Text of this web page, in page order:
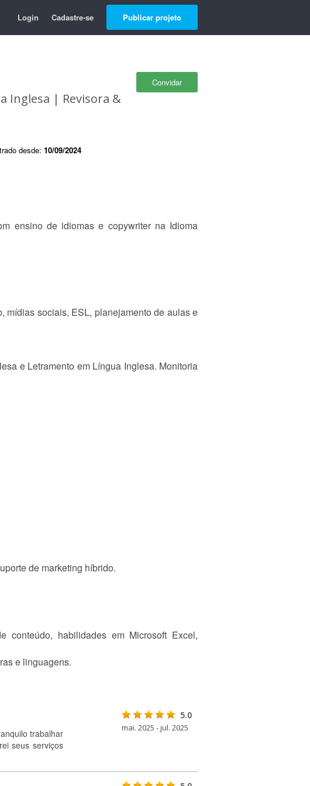
Login Cadastre-se Publicar projeto
Convidar
Inglesa | Revisora &
desde: 10/09/2024
ensino de idiomas e copywriter na Idioma
mídias sociais, ESL, planejamento de aulas e
e Letramento em Língua Inglesa. Monitoria
de marketing híbrido.
conteúdo, habilidades em Microsoft Excel,
e linguagens.
trabalhar
seus serviços
5.0
mai. 2025 - jul. 2025